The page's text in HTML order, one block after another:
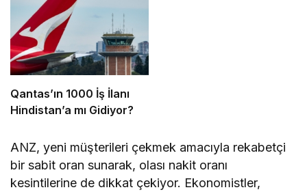
Qantas’ın 1000 İş İlanı
Hindistan’a mı Gidiyor?
ANZ, yeni müşterileri çekmek amacıyla rekabetçi
bir sabit oran sunarak, olası nakit oranı
kesintilerine de dikkat çekiyor. Ekonomistler,